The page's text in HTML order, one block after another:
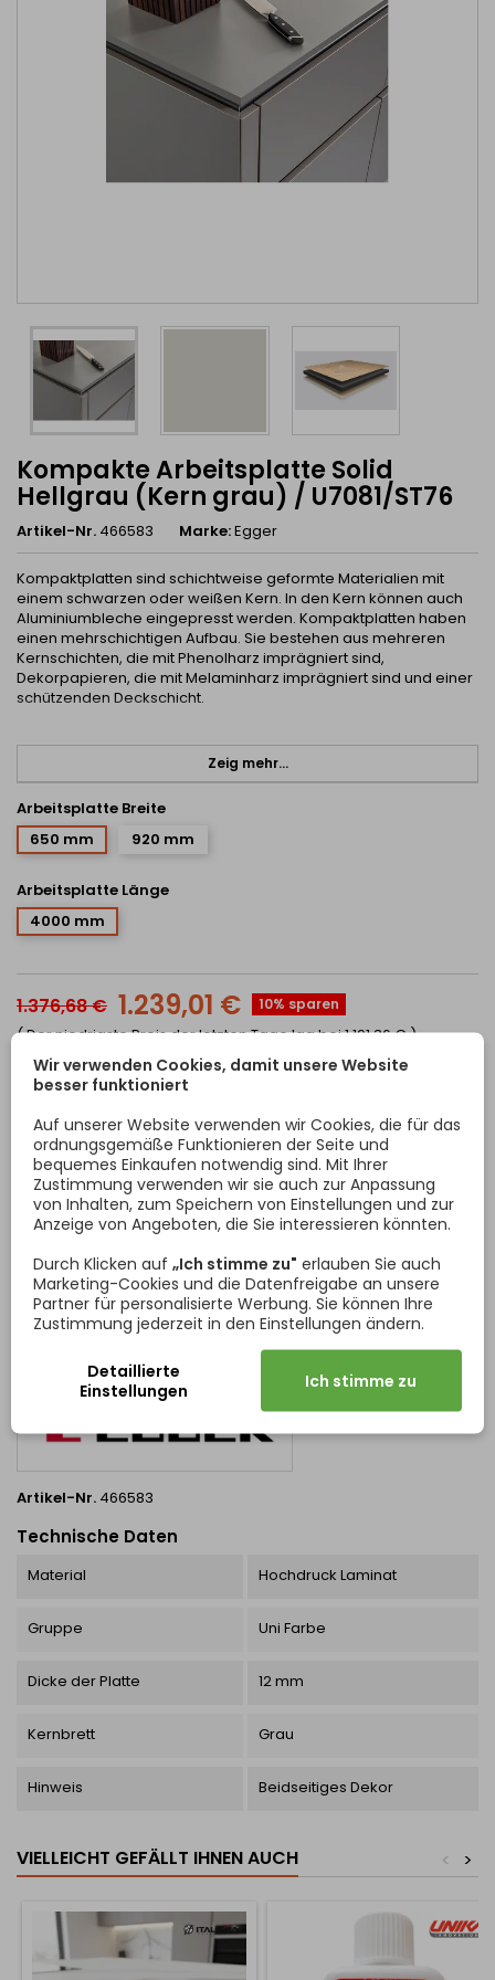
Kompakte Arbeitsplatte Solid
Hellgrau (Kern grau) / U7081/ST76
Artikel-Nr. 466583 Marke:Egger
Kompaktplatten sind schichtweise geformte Materialien mit
einem schwarzen oder weißen Kern. In den Kern können auch
Aluminiumbleche eingepresst werden. Kompaktplatten haben
einen mehrschichtigen Aufbau. Sie bestehen aus mehreren
Kernschichten, die mit Phenolharz imprägniert sind,
Dekorpapieren, die mit Melaminharz imprägniert sind und einer
schützenden Deckschicht.
Kompaktplatten auch mit Ausschnitten individuell zu gestalten.
Kontaktieren Sie uns unter nobio@nobio.sk oder unter 032 321 77
Eigenschaften der Kompaktplatte:
Feuchtigkeits- und Wasserbeständigkeit,
Beständigkeit gegen extreme Temperaturen (-80°C~+120°C)
Schlag- und Abriebfestigkeit,
Kompaktplatten,
extrem beständig gegen Chemikalien,
Lebensmitteln,
leicht zu verarbeitendes Material,
Zeig mehr...
Arbeitsplatte Breite
650 mm
920 mm
Arbeitsplatte Länge
4000 mm
1.376,68 € 1.239,01 € 10% sparen
( Der niedrigste Preis der letzten Tage lag bei1.191,36 €)
Preise inkl. MwSt. zzgl. Versandkosten
i
Voraussichtlicher Liefertermin-19.08.26.
Übergroßes Produkt- für dieses Produkt besteht kein
Anspruch auf kostenlosen Versand
BESCHREIBUNG ARTIKELDETAILS
Artikel-Nr. 466583
Technische Daten
Material Hochdruck Laminat
Gruppe Uni Farbe
Dicke der Platte 12 mm
Kernbrett Grau
Hinweis Beidseitiges Dekor
VIELLEICHT GEFÄLLT IHNEN AUCH >
<
Wir verwenden Cookies, damit unsere Website
besser funktioniert
Auf unserer Website verwenden wir Cookies, die für das
ordnungsgemäße Funktionieren der Seite und
bequemes Einkaufen notwendig sind. Mit Ihrer
Zustimmung verwenden wir sie auch zur Anpassung
von Inhalten, zum Speichern von Einstellungen und zur
Anzeige von Angeboten, die Sie interessieren könnten.
Durch Klicken auf „Ich stimme zu" erlauben Sie auch
Marketing-Cookies und die Datenfreigabe an unsere
Partner für personalisierte Werbung. Sie können Ihre
Zustimmung jederzeit in den Einstellungen ändern.
Detaillierte
Einstellungen
Ich stimme zu